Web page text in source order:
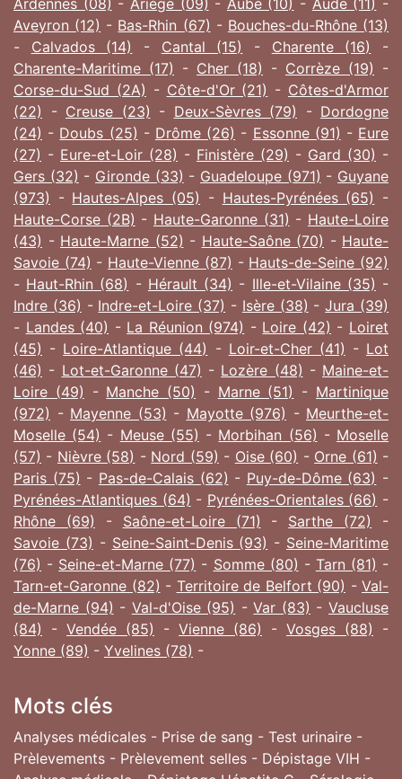
Aveyron (12) - Bas-Rhin (67) - Bouches-du-Rhône (13)
- Calvados (14) - Cantal (15) - Charente (16)
-
Charente-Maritime (17) - Cher (18) - Corrèze (19) -
Corse-du-Sud (2A) - Côte-d'Or (21) - Côtes-d'Armor
(22) - Creuse (23) - Deux-Sèvres (79) - Dordogne
(24) - Doubs (25) - Drôme (26) - Essonne (91) - Eure
(27) - Eure-et-Loir (28) - Finistère (29) - Gard (30) -
Gers (32) - Gironde (33) - Guadeloupe (971) - Guyane
(973) - Hautes-Alpes (05) - Hautes-Pyrénées (65) -
Haute-Corse (2B) - Haute-Garonne (31) - Haute-Loire
(43) - Haute-Marne (52) - Haute-Saône (70) - Haute-
Savoie (74) - Haute-Vienne (87) - Hauts-de-Seine (92)
- Haut-Rhin (68) - Hérault (34) - Ille-et-Vilaine (35) -
Indre (36) - Indre-et-Loire (37) - Isère (38) -Jura (39)
- Landes (40) - La Réunion (974) - Loire (42) - Loiret
(45) - Loire-Atlantique (44) - Loir-et-Cher (41) - Lot
(46) - Lot-et-Garonne (47) - Lozère (48) - Maine-et-
Loire (49) - Manche (50) - Marne (51) - Martinique
(972) - Mayenne (53) - Mayotte (976) - Meurthe-et-
Moselle (54) - Meuse (55) - Morbihan (56) - Moselle
(57) - Nièvre (58) - Nord (59) - Oise (60) - Orne (61) -
Paris (75) - Pas-de-Calais (62) - Puy-de-Dôme (63) -
Pyrénées-Atlantiques (64) - Pyrénées-Orientales (66) -
Rhône (69) - Saône-et-Loire (71) - Sarthe (72)
-
Savoie (73) - Seine-Saint-Denis (93) - Seine-Maritime
(76) - Seine-et-Marne (77) - Somme (80) - Tarn (81) -
Tarn-et-Garonne (82) - Territoire de Belfort (90) - Val-
de-Marne (94) - Val-d'Oise (95) -Var (83) -Vaucluse
(84) - Vendée (85) - Vienne (86) - Vosges (88) -
Yonne (89) - Yvelines (78) -
Mots clés
Analyses médicales - Prise de sang - Test urinaire -
Prèlevements - Prèlevement selles - Dépistage VIH -